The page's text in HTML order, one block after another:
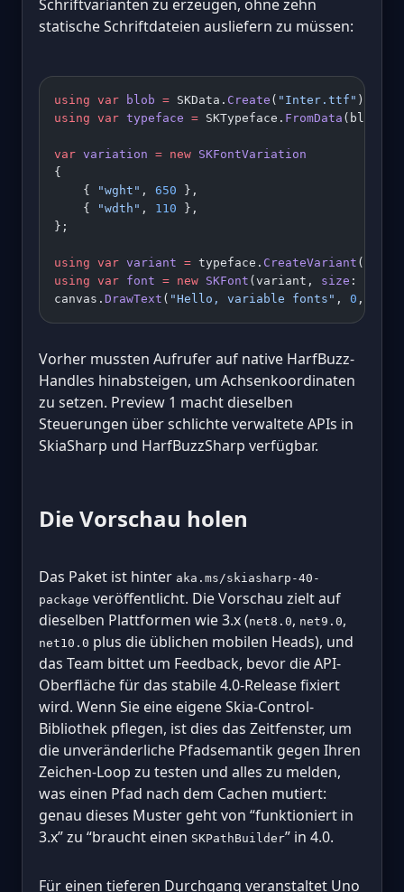
Schriftvarianten zu erzeugen, ohne zehn
statische Schriftdateien ausliefern zu müssen:
using var blob = SKData. Create ( "Inter.ttf" );
using var typeface = SKTypeface. FromData (blob);
var variation = new SKFontVariation
{
    {
"wght" , 650 },
    {
"wdth" , 110 },
};
using var variant = typeface. CreateVariant
using var font = new SKFont (variant, size :
canvas. DrawText ( "Hello, variable fonts" , 0 ,
Vorher mussten Aufrufer auf native HarfBuzz-
Handles hinabsteigen, um Achsenkoordinaten
zu setzen. Preview 1 macht dieselben
Steuerungen über schlichte verwaltete APIs in
SkiaSharp und HarfBuzzSharp verfügbar.
Die Vorschau holen
Das Paket ist hinter aka.ms/skiasharp-40-
package veröffentlicht. Die Vorschau zielt auf
dieselben Plattformen wie 3.x (net8.0, net9.0,
net10.0 plus die üblichen mobilen Heads), und
das Team bittet um Feedback, bevor die API-
Oberfläche für das stabile 4.0-Release fixiert
wird. Wenn Sie eine eigene Skia-Control-
Bibliothek pflegen, ist dies das Zeitfenster, um
die unveränderliche Pfadsemantik gegen Ihren
Zeichen-Loop zu testen und alles zu melden,
was einen Pfad nach dem Cachen mutiert:
genau dieses Muster geht von “funktioniert in
3.x” zu “braucht einen SKPathBuilder” in 4.0.
Für einen tieferen Durchgang veranstaltet Uno